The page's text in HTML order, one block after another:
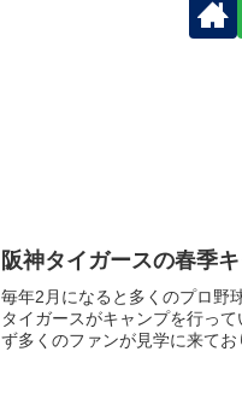
阪神タイガースの春季
毎年2月になると多くのプロ野
タイガースがキャンプを行っ
ず多くのファンが見学に来て